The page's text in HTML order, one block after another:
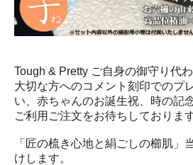
Tough & Pretty ご自身の御守り代わ
大切な方へのコメント刻印でのプ
い、赤ちゃんのお誕生祝、時の記
ご利用ご注文をお待ちしておりま
「匠の梳き心地と絹ごしの櫛肌」
けします。